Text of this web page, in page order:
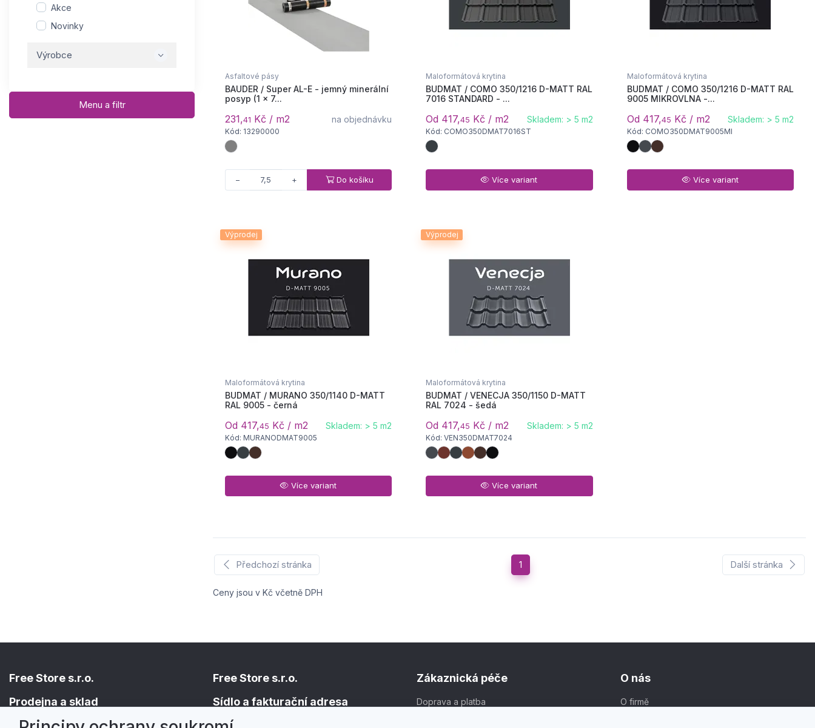
Akce
Novinky
Výrobce
Menu a filtr
Asfaltové pásy
BAUDER / Super AL-E - jemný minerální
posyp (1 × 7...
231,41 Kč / m2 na objednávku
Kód: 13290000
− + Do košíku
Maloformátová krytina
BUDMAT / COMO 350/1216 D-MATT RAL
7016 STANDARD - ...
Od 417,45 Kč / m2 Skladem: > 5 m2
Kód: COMO350DMAT7016ST
Více variant
Maloformátová krytina
BUDMAT / COMO 350/1216 D-MATT RAL
9005 MIKROVLNA -...
Od 417,45 Kč / m2 Skladem: > 5 m2
Kód: COMO350DMAT9005MI
Více variant
Výprodej
Maloformátová krytina
BUDMAT / MURANO 350/1140 D-MATT
RAL 9005 - černá
Od 417,45 Kč / m2 Skladem: > 5 m2
Kód: MURANODMAT9005
Více variant
Výprodej
Maloformátová krytina
BUDMAT / VENECJA 350/1150 D-MATT
RAL 7024 - šedá
Od 417,45 Kč / m2 Skladem: > 5 m2
Kód: VEN350DMAT7024
Více variant
Předchozí stránka 1 Další stránka
Ceny jsou v Kč včetně DPH
Free Store s.r.o.
Prodejna a sklad
Free Store s.r.o.
Sídlo a fakturační adresa
Zákaznická péče
Doprava a platba
O nás
O firmě